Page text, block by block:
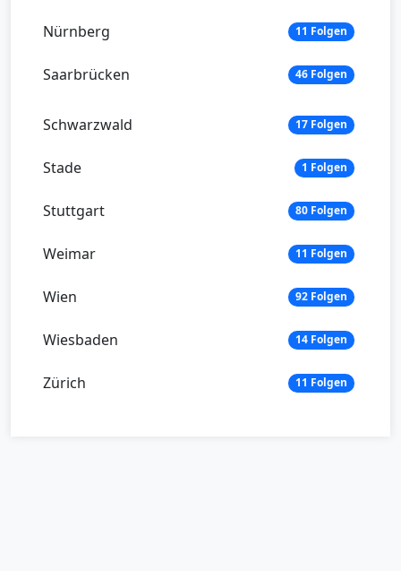
Nürnberg 11 Folgen
Saarbrücken 46 Folgen
Schwarzwald 17 Folgen
Stade 1 Folgen
Stuttgart 80 Folgen
Weimar 11 Folgen
Wien 92 Folgen
Wiesbaden 14 Folgen
Zürich 11 Folgen